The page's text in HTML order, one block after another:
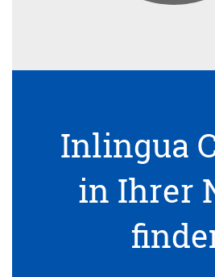
Inlingua
in Ihrer